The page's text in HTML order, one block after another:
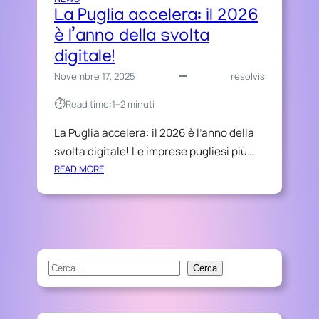
La Puglia accelera: il 2026
è l’anno della svolta
digitale!
Novembre 17, 2025 resolvis
⏱︎Read time:1–2 minuti
La Puglia accelera: il 2026 è l’anno della
svolta digitale! Le imprese pugliesi più…
READ MORE:
A
G
L
I
A
S
e
Cerca